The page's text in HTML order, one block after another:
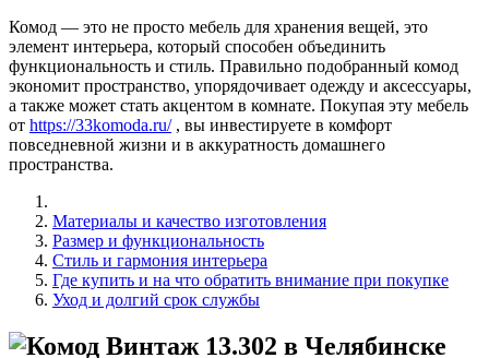
Комод — это не просто мебель для хранения вещей, это
элемент интерьера, который способен объединить
функциональность и стиль. Правильно подобранный комод
экономит пространство, упорядочивает одежду и аксессуары,
а также может стать акцентом в комнате. Покупая эту мебель
от https://33komoda.ru/ , вы инвестируете в комфорт
повседневной жизни и в аккуратность домашнего
пространства.
Материалы и качество изготовления
Размер и функциональность
Стиль и гармония интерьера
Где купить и на что обратить внимание при покупке
Уход и долгий срок службы